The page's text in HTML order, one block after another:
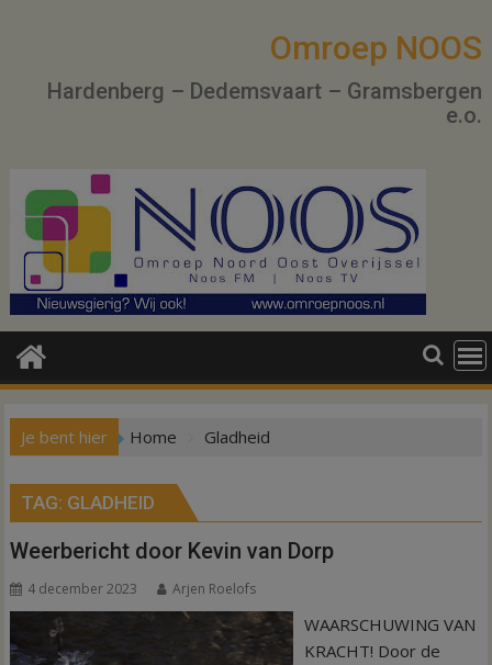
Omroep NOOS
Hardenberg – Dedemsvaart – Gramsbergen
e.o.
Je bent hier Home Gladheid
TAG: GLADHEID
Weerbericht door Kevin van Dorp
4 december 2023 Arjen Roelofs
WAARSCHUWING VAN
KRACHT! Door de